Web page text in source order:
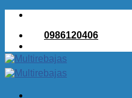
Saltar
contenido0986120406